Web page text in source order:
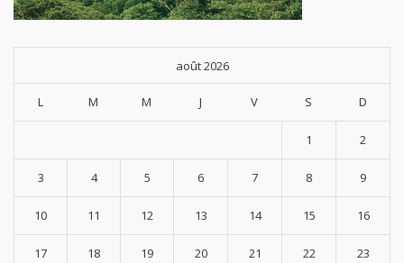
août 2026
L M M J V S D
1 2
3 4 5 6 7 8 9
10 11 12 13 14 15 16
17 18 19 20 21 22 23